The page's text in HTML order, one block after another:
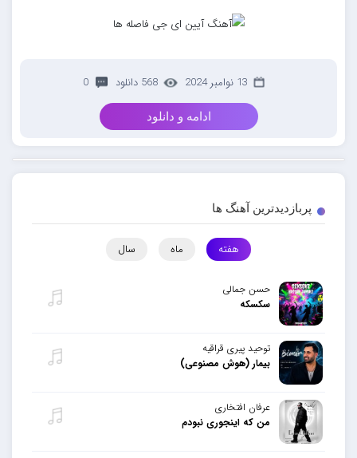
13 نوامبر 2024 568 دانلود 0
ادامه و دانلود
پربازدیدترین آهنگ ها
هفته ماه سال
حسن جمالی
سکسکه
توحید پیری قراقیه
بیمار (هوش مصنوعی)
عرفان افتخاری
من که اینجوری نبودم